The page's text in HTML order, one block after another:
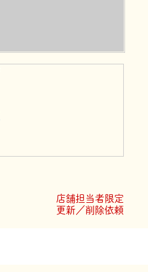
店舗担当者限定
更新／削除依頼